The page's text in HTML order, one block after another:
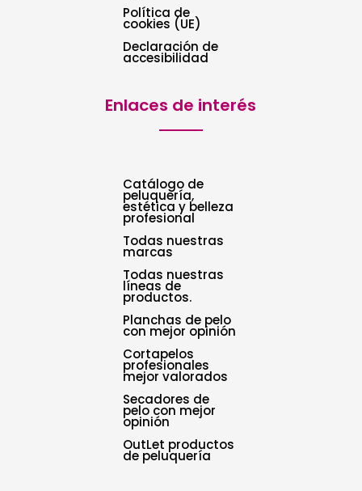
Política de
cookies (UE)
Declaración de
accesibilidad
Enlaces de interés
Catálogo de
peluquería,
estética y belleza
profesional
Todas nuestras
marcas
Todas nuestras
líneas de
productos.
Planchas de pelo
con mejor opinión
Cortapelos
profesionales
mejor valorados
Secadores de
pelo con mejor
opinión
OutLet productos
de peluquería